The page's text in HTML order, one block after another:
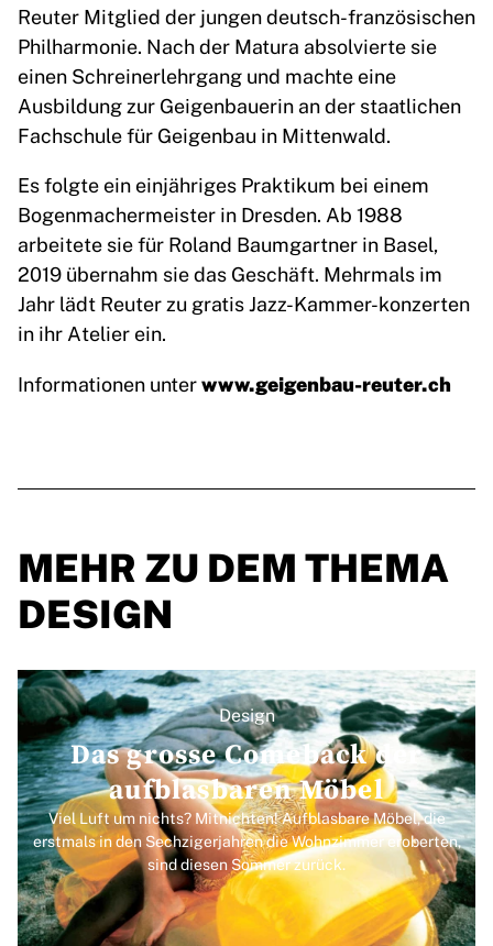
Reuter Mitglied der jungen deutsch-französischen
Philharmonie. Nach der Matura absolvierte sie
einen Schreinerlehrgang und machte eine
Ausbildung zur Geigenbauerin an der staatlichen
Fachschule für Geigenbau in Mittenwald.
Es folgte ein einjähriges Praktikum bei einem
Bogenmachermeister in Dresden. Ab 1988
arbeitete sie für Roland Baumgartner in Basel,
2019 übernahm sie das Geschäft. Mehrmals im
Jahr lädt Reuter zu gratis Jazz-Kammer-konzerten
in ihr Atelier ein.
Informationen unterwww.geigenbau-reuter.ch
MEHR ZU DEM THEMA
DESIGN
Design
Das grosse Comeback der
aufblasbaren Möbel
Viel Luft um nichts? Mitnichten! Aufblasbare Möbel, die
erstmals in den Sechzigerjahren die Wohnzimmer eroberten,
sind diesen Sommer zurück.